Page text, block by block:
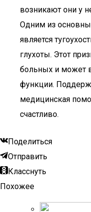
возникают они у
Одним из
является
глухоты. Этот
больных и может
функции.
медицинская
счастливо.
Поделиться
Отправить
Класснуть
Похожее